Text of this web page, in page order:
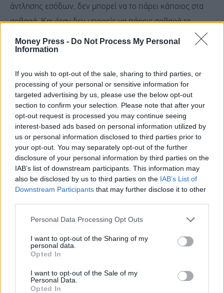
Money Press - Do Not Process My Personal
Information
If you wish to opt-out of the sale, sharing to third parties, or
processing of your personal or sensitive information for
targeted advertising by us, please use the below opt-out
section to confirm your selection. Please note that after your
opt-out request is processed you may continue seeing
interest-based ads based on personal information utilized by
us or personal information disclosed to third parties prior to
your opt-out. You may separately opt-out of the further
disclosure of your personal information by third parties on the
IAB’s list of downstream participants. This information may
also be disclosed by us to third parties on the IAB’s List of
Downstream Participants that may further disclose it to other
Personal Data Processing Opt Outs
I want to opt-out of the Sharing of my
personal data.
Opted In
I want to opt-out of the Sale of my
Personal Data.
Opted In
άντλησης εσόδων, δεν μπορεί να το πάρει κάποιος στα
σοβαρά. Και όταν δεν μπορείς να πάρεις σοβαρά το
κόμμα, τότε δεν μπορείς να πάρεις στα σοβαρά τον
αρχηγό και τα στελέχη του, με κάποιες πολύ